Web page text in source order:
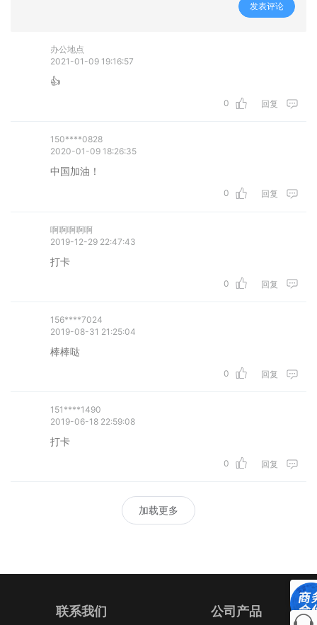
发表评论
办公地点
2021-01-09 19:16:57
👍
0 回复
150****0828
2020-01-09 18:26:35
中国加油！
0 回复
啊啊啊啊啊
2019-12-29 22:47:43
打卡
0 回复
156****7024
2019-08-31 21:25:04
棒棒哒
0 回复
151****1490
2019-06-18 22:59:08
打卡
0 回复
加载更多
联系我们 公司产品